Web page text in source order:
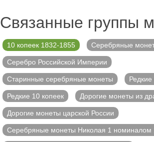
Связанные группы
10 копеек 1832-1855 Серебряные
Серебро Российской Империи
Старинные серебряные монеты
Редкие 10 копеек Дорогие монеты из
Дорогие монеты царской России
Серебряные монеты Николая 1 номиналом